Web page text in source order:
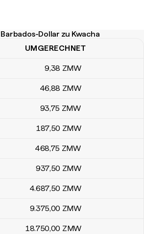
Dollar zu Kwacha
Dollar zu Kwacha
UMGERECHNET
9,38 ZMW
46,88 ZMW
93,75 ZMW
187,50 ZMW
468,75 ZMW
937,50 ZMW
4.687,50 ZMW
9.375,00 ZMW
18.750,00 ZMW